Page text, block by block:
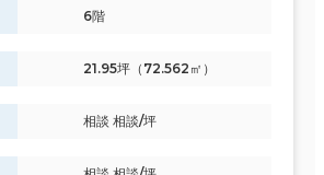
6階
21.95坪（72.562㎡）
相談 相談/坪